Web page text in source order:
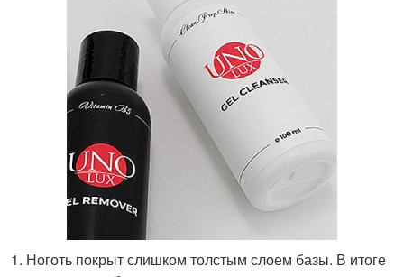
Ноготь покрыт слишком толстым слоем базы. В итоге